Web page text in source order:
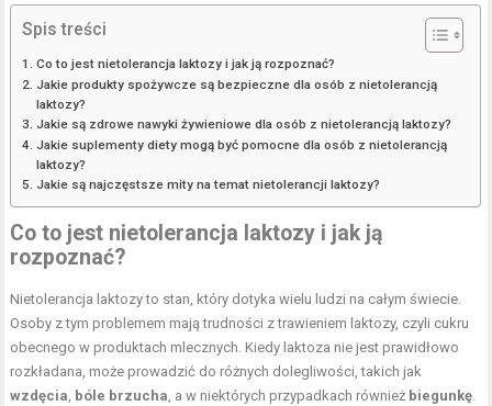
Spis treści
Co to jest nietolerancja laktozy i jak ją rozpoznać?
Jakie produkty spożywcze są bezpieczne dla osób z nietolerancją
laktozy?
Jakie są zdrowe nawyki żywieniowe dla osób z nietolerancją laktozy?
Jakie suplementy diety mogą być pomocne dla osób z nietolerancją
laktozy?
Jakie są najczęstsze mity na temat nietolerancji laktozy?
Co to jest nietolerancja laktozy i jak ją
rozpoznać?
Nietolerancja laktozy to stan, który dotyka wielu ludzi na całym świecie.
Osoby z tym problemem mają trudności z trawieniem laktozy, czyli cukru
obecnego w produktach mlecznych. Kiedy laktoza nie jest prawidłowo
rozkładana, może prowadzić do różnych dolegliwości, takich jak
wzdęcia, bóle brzucha, a w niektórych przypadkach również biegunkę.